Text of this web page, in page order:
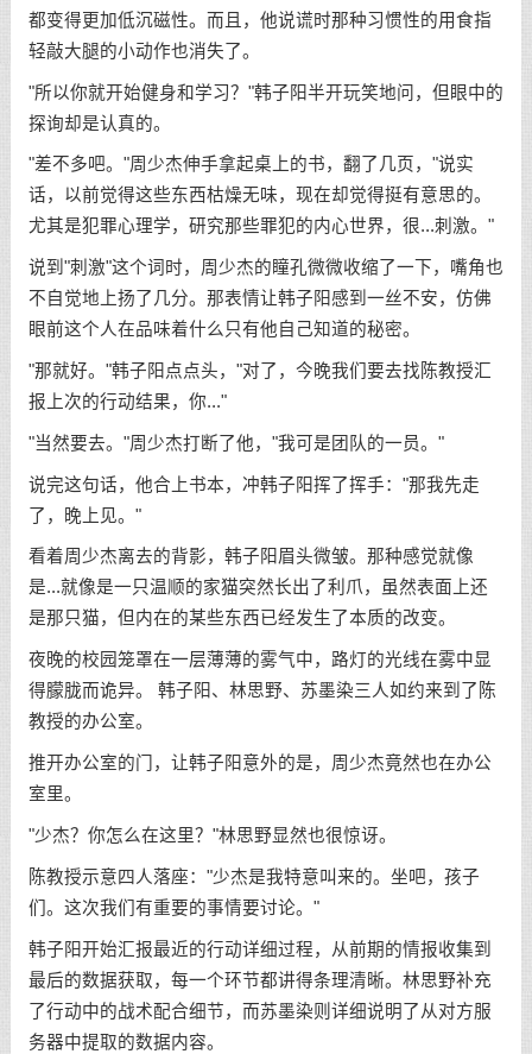
都变得更加低沉磁性。而且，他说谎时那种习惯性的用食指
轻敲大腿的小动作也消失了。
"所以你就开始健身和学习？"韩子阳半开玩笑地问，但眼中的
探询却是认真的。
"差不多吧。"周少杰伸手拿起桌上的书，翻了几页，"说实
话，以前觉得这些东西枯燥无味，现在却觉得挺有意思的。
尤其是犯罪心理学，研究那些罪犯的内心世界，很...刺激。"
说到"刺激"这个词时，周少杰的瞳孔微微收缩了一下，嘴角也
不自觉地上扬了几分。那表情让韩子阳感到一丝不安，仿佛
眼前这个人在品味着什么只有他自己知道的秘密。
"那就好。"韩子阳点点头，"对了，今晚我们要去找陈教授汇
报上次的行动结果，你..."
"当然要去。"周少杰打断了他，"我可是团队的一员。"
说完这句话，他合上书本，冲韩子阳挥了挥手："那我先走
了，晚上见。"
看着周少杰离去的背影，韩子阳眉头微皱。那种感觉就像
是...就像是一只温顺的家猫突然长出了利爪，虽然表面上还
是那只猫，但内在的某些东西已经发生了本质的改变。
夜晚的校园笼罩在一层薄薄的雾气中，路灯的光线在雾中显
得朦胧而诡异。 韩子阳、林思野、苏墨染三人如约来到了陈
教授的办公室。
推开办公室的门，让韩子阳意外的是，周少杰竟然也在办公
室里。
"少杰？你怎么在这里？"林思野显然也很惊讶。
陈教授示意四人落座："少杰是我特意叫来的。坐吧，孩子
们。这次我们有重要的事情要讨论。"
韩子阳开始汇报最近的行动详细过程，从前期的情报收集到
最后的数据获取，每一个环节都讲得条理清晰。林思野补充
了行动中的战术配合细节，而苏墨染则详细说明了从对方服
务器中提取的数据内容。